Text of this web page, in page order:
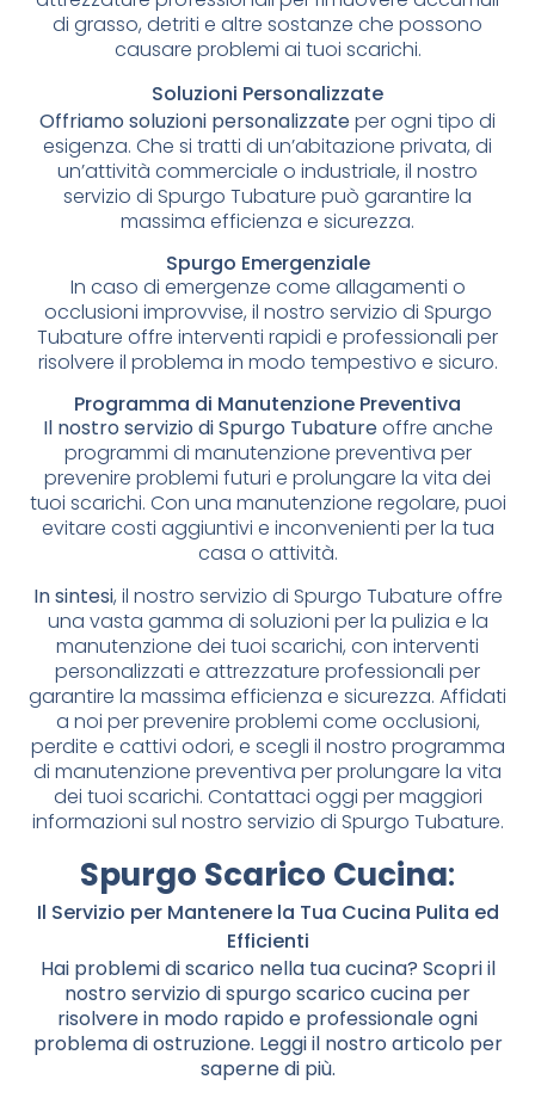
di grasso, detriti e altre sostanze che possono
causare problemi ai tuoi scarichi.
Soluzioni Personalizzate
Offriamo soluzioni personalizzateper ogni tipo di
esigenza. Che si tratti di un’abitazione privata, di
un’attività commerciale o industriale, il nostro
servizio di Spurgo Tubature può garantire la
massima efficienza e sicurezza.
Spurgo Emergenziale
In caso di emergenze come allagamenti o
occlusioni improvvise, il nostro servizio di Spurgo
Tubature offre interventi rapidi e professionali per
risolvere il problema in modo tempestivo e sicuro.
Programma di Manutenzione Preventiva
Il nostro servizio di Spurgo Tubatureoffre anche
programmi di manutenzione preventiva per
prevenire problemi futuri e prolungare la vita dei
tuoi scarichi. Con una manutenzione regolare, puoi
evitare costi aggiuntivi e inconvenienti per la tua
casa o attività.
In sintesi, il nostro servizio di Spurgo Tubature offre
una vasta gamma di soluzioni per la pulizia e la
manutenzione dei tuoi scarichi, con interventi
personalizzati e attrezzature professionali per
garantire la massima efficienza e sicurezza. Affidati
a noi per prevenire problemi come occlusioni,
perdite e cattivi odori, e scegli il nostro programma
di manutenzione preventiva per prolungare la vita
dei tuoi scarichi. Contattaci oggi per maggiori
informazioni sul nostro servizio di Spurgo Tubature.
Spurgo Scarico Cucina:
Il Servizio per Mantenere la Tua Cucina Pulita ed
Efficienti
Hai problemi di scarico nella tua cucina? Scopri il
nostro servizio di spurgo scarico cucina per
risolvere in modo rapido e professionale ogni
problema di ostruzione. Leggi il nostro articolo per
saperne di più.